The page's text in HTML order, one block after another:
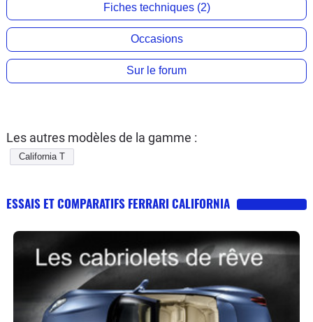
Fiches techniques (2)
Occasions
Sur le forum
Les autres modèles de la gamme :
California T
ESSAIS ET COMPARATIFS FERRARI CALIFORNIA